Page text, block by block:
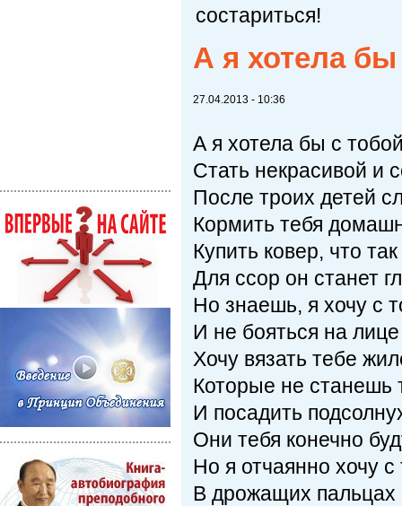
состариться!
А я хотела бы
27.04.2013 - 10:36
А я хотела бы с
Стать некрасивой и
После троих детей
Кормить тебя
Купить ковер, что
Для ссор он станет
Но знаешь, я хочу с
И не бояться на
Хочу вязать тебе
Которые не станешь
И посадить
Они тебя конечно
Но я отчаянно хочу
В дрожащих пальцах